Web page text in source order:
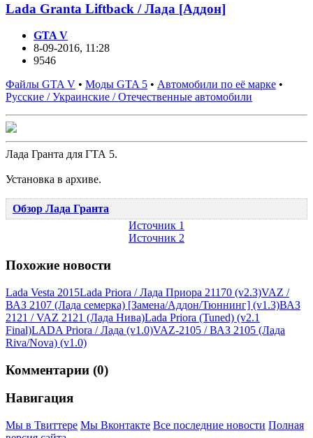
Lada Granta Liftback / Лада [Аддон]
GTA V
8-09-2016, 11:28
9546
Файлы GTA V • Моды GTA 5 • Автомобили по её марке •
Русские / Украинские / Отечественные автомобили
Лада Гранта для ГТА 5.
Установка в архиве.
Обзор Лада Гранта
Источник 1
Источник 2
Похожие новости
Lada Vesta 2015Lada Priora / Лада Приора 21170 (v2.3)VAZ /
ВАЗ 2107 (Лада семерка) [Замена/Аддон/Тюннинг] (v1.3)ВАЗ
2121 / VAZ 2121 (Лада Нива)Lada Priora (Tuned) (v2.1
Final)LADA Priora / Лада (v1.0)VAZ-2105 / ВАЗ 2105 (Лада
Riva/Nova) (v1.0)
Комментарии (0)
Навигация
Мы в Твиттере Мы Вконтакте Все последние новости Полная